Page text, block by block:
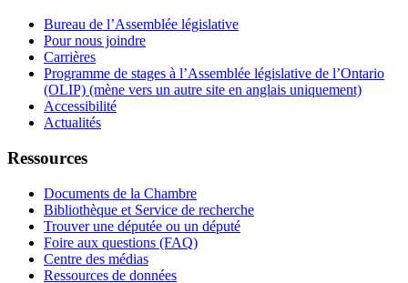
Bureau de l’Assemblée législative
Pour nous joindre
Carrières
Programme de stages à l’Assemblée législative de l’Ontario
(OLIP) (mène vers un autre site en anglais uniquement)
Accessibilité
Actualités
Ressources
Documents de la Chambre
Bibliothèque et Service de recherche
Trouver une députée ou un député
Foire aux questions (FAQ)
Centre des médias
Ressources de données